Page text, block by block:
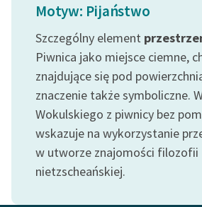
Motyw: Pijaństwo
Szczególny element
Piwnica jako miejsce ciemne,
znajdujące się pod
znaczenie także symboliczne.
Wokulskiego z piwnicy bez
wskazuje na wykorzystanie
w utworze znajomości filozofii
nietzscheańskiej.